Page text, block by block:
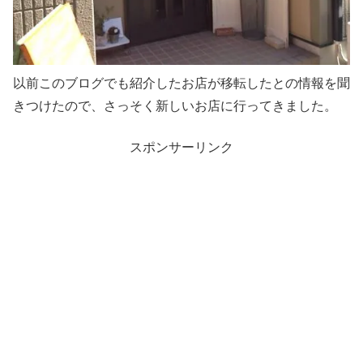
以前このブログでも紹介したお店が移転したとの情報を聞
きつけたので、さっそく新しいお店に行ってきました。
スポンサーリンク